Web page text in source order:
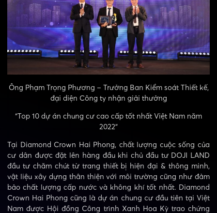
Ông Phạm Trọng Phương – Trưởng Ban Kiểm soát Thiết kế,
đại diện Công ty nhận giải thưởng
“Top 10 dự án chung cư cao cấp tốt nhất Việt Nam năm
2022”
Tại Diamond Crown Hai Phong, chất lượng cuộc sống của
cư dân được đặt lên hàng đầu khi chủ đầu tư DOJI LAND
đầu tư chăm chút từ trang thiết bị hiện đại & thông minh,
vật liệu xây dựng thân thiện với môi trường cũng như đảm
bảo chất lượng cấp nước và không khí tốt nhất. Diamond
Crown Hai Phong cũng là dự án chung cư đầu tiên tại Việt
Nam được Hội đồng Công trình Xanh Hoa Kỳ trao chứng